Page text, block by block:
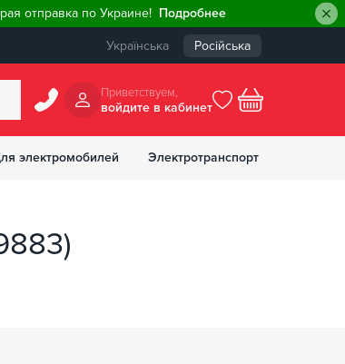
отправка по Украине! Подробнее
Українська Російська
Приветствуем,
войдите в кабинет
электромобилей Электротранспорт